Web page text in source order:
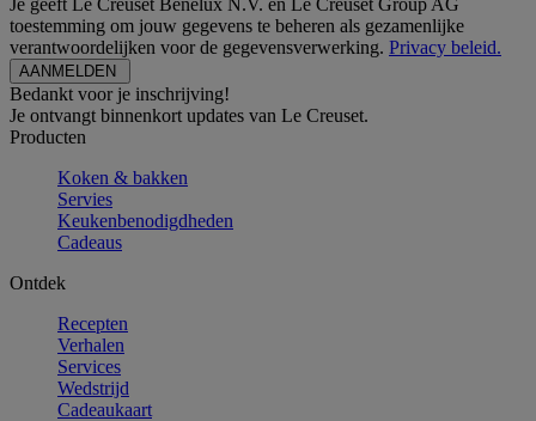
toestemming om jouw gegevens te beheren als gezamenlijke
verantwoordelijken voor de gegevensverwerking. Privacy beleid.
Bedankt voor je inschrijving!
Je ontvangt binnenkort updates van Le Creuset.
Producten
Koken & bakken
Servies
Keukenbenodigdheden
Cadeaus
Ontdek
Recepten
Verhalen
Services
Wedstrijd
Cadeaukaart